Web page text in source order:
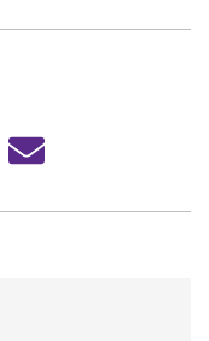
Share